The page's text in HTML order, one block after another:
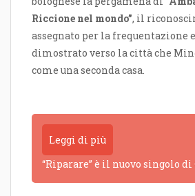
Riccione nel mondo”, il
assegnato per la frequentazione
dimostrato verso la città che
come una seconda casa.
Leggi di più
“Riparare” è il nuovo singolo